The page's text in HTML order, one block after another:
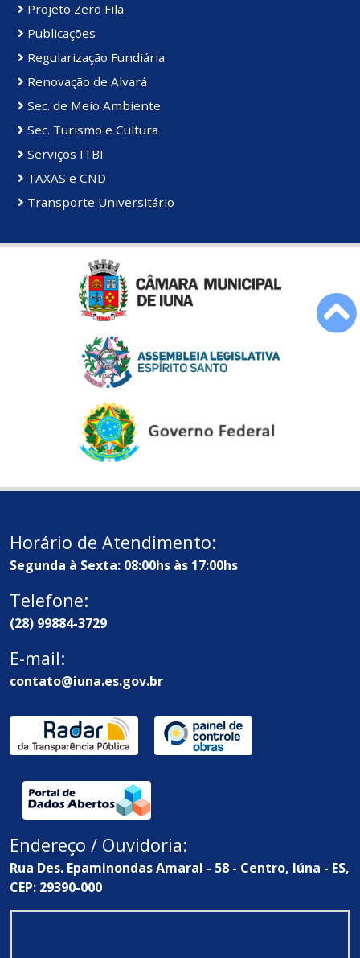
Projeto Zero Fila
Publicações
Regularização Fundiária
Renovação de Alvará
Sec. de Meio Ambiente
Sec. Turismo e Cultura
Serviços ITBI
TAXAS e CND
Transporte Universitário
Horário de Atendimento:
Segunda à Sexta: 08:00hs às 17:00hs
Telefone:
(28) 99884-3729
E-mail:
contato@iuna.es.gov.br
Endereço / Ouvidoria:
Rua Des. Epaminondas Amaral - 58 - Centro, Iúna - ES,
CEP: 29390-000